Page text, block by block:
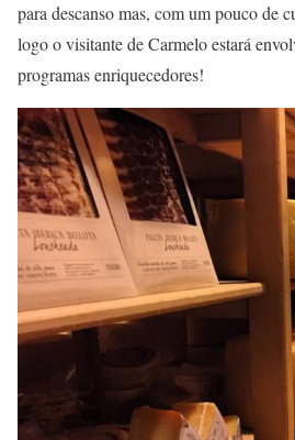
para descanso mas, com um pouco de
logo o visitante de Carmelo estará
programas enriquecedores!